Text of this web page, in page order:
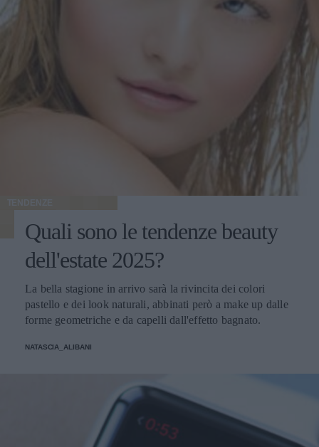
TENDENZE
Quali sono le tendenze beauty
dell'estate 2025?
La bella stagione in arrivo sarà la rivincita dei colori
pastello e dei look naturali, abbinati però a make up dalle
forme geometriche e da capelli dall'effetto bagnato.
NATASCIA_ALIBANI